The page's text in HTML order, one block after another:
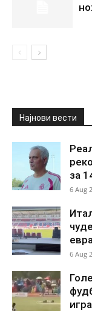
Најнови вести
за
6 Aug
евра
6 Aug